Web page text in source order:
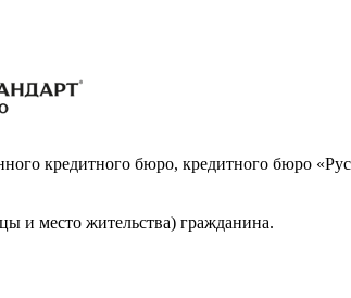
кредитного бюро, кредитного бюро
и место жительства) гражданина.